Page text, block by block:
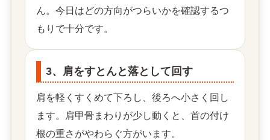
ん。今日はどの方向がつらいかを確認するつ
もりで十分です。
3、肩をすとんと落として回す
肩を軽くすくめて下ろし、後ろへ小さく回し
ます。肩甲骨まわりが少し動くと、首の付け
根の重さがやわらぐ方がいます。